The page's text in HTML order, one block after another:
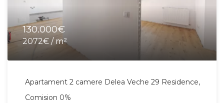
130.000€
2072€ / m²
Apartament 2 camere Delea Veche 29 Residence,
Comision 0%